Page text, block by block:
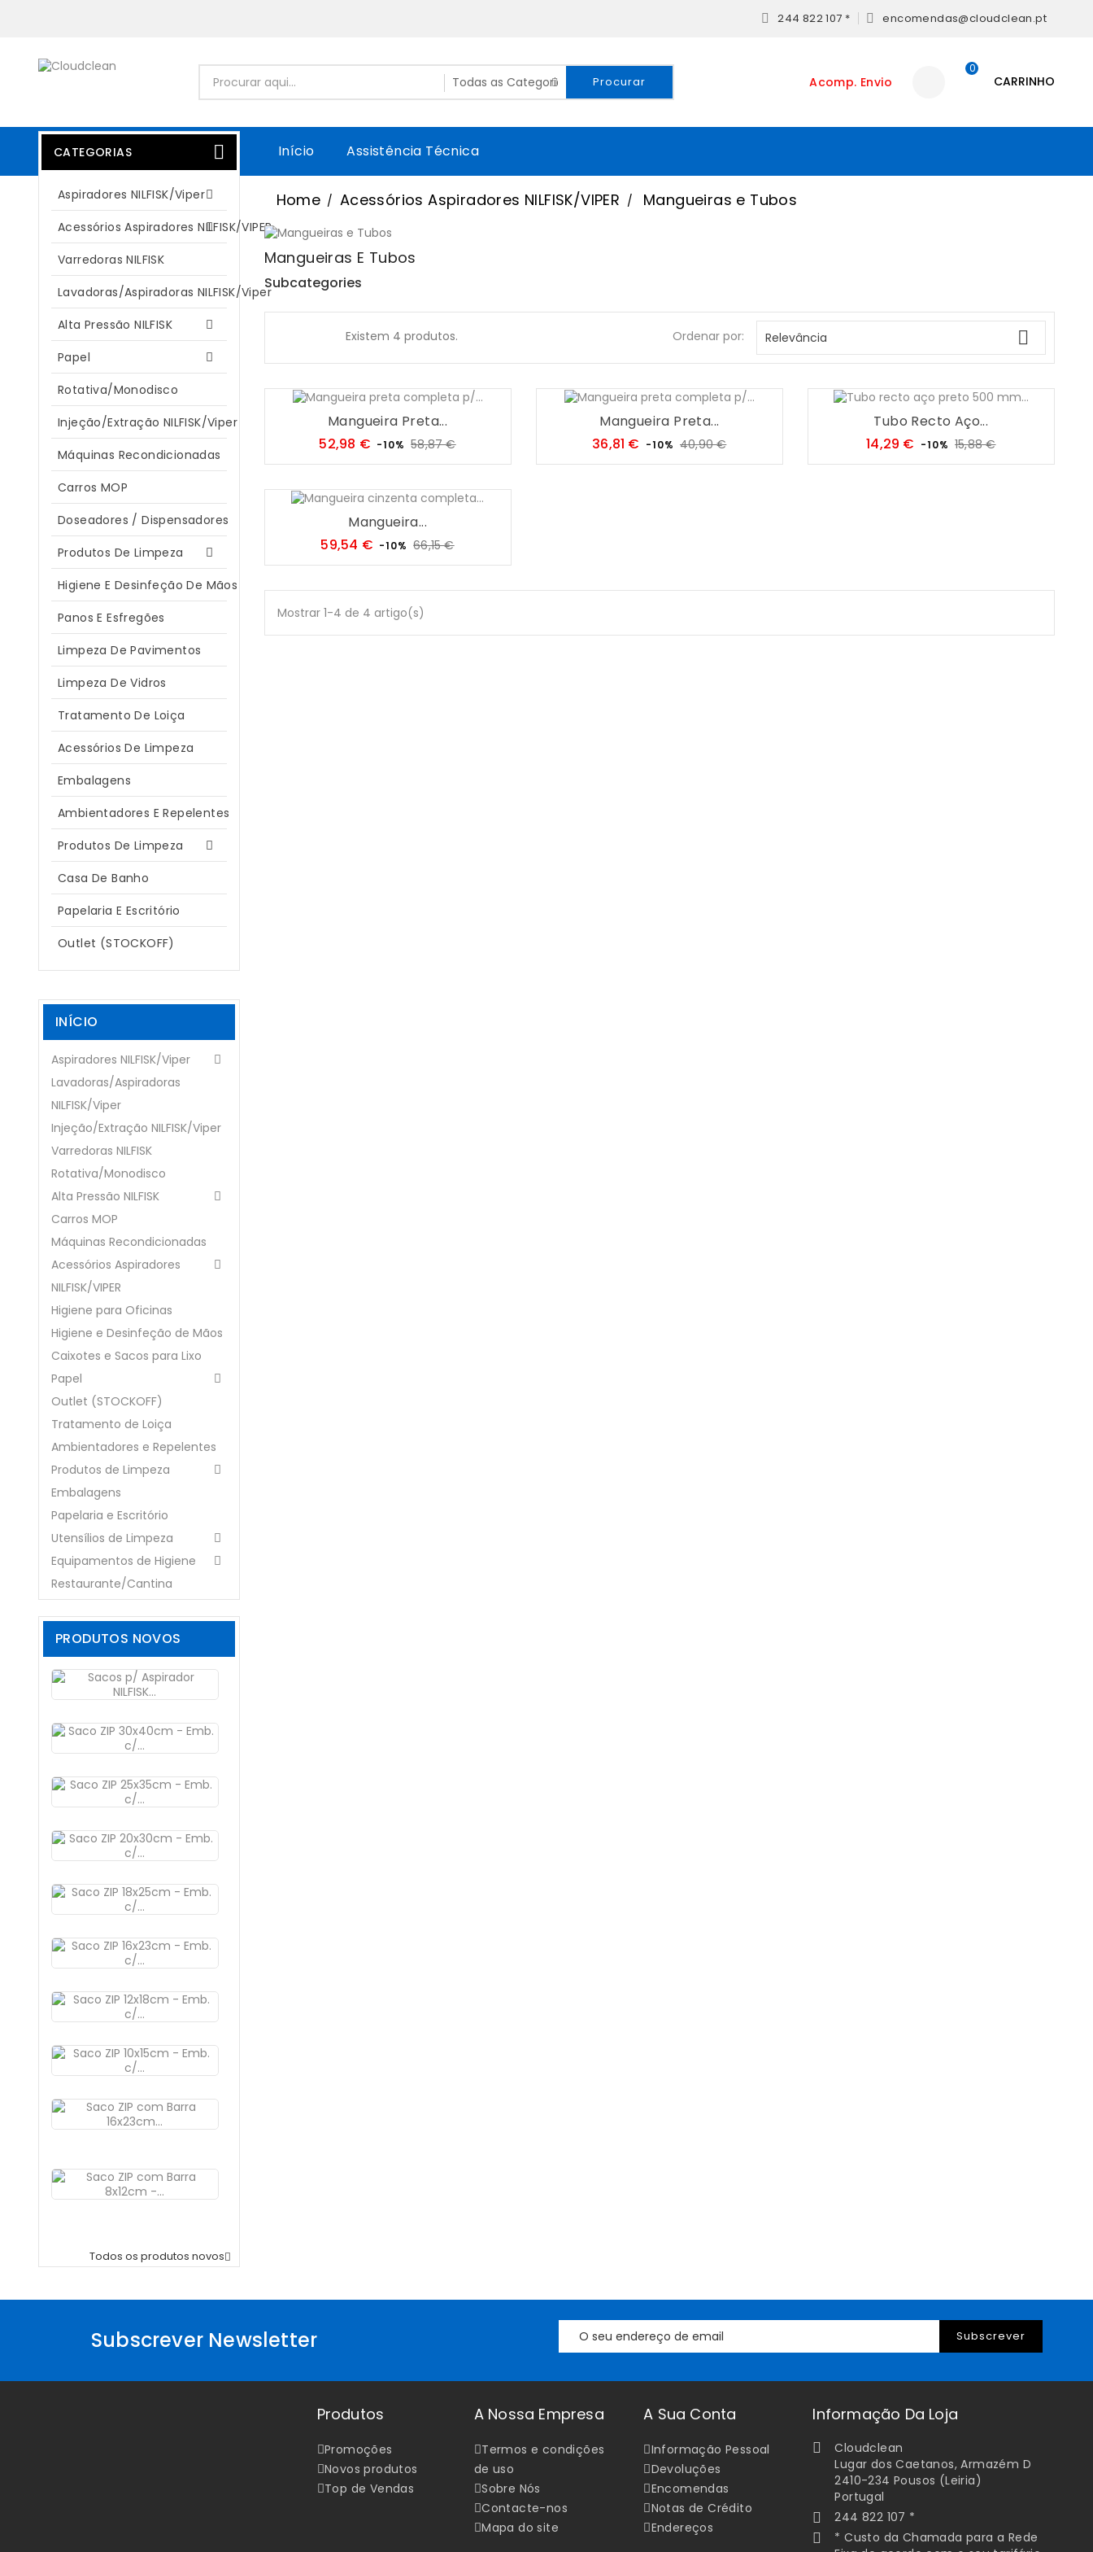
 244 822 107 *  encomendas@cloudclean.pt
CARRINHO
0
Acomp. Envio
Procurar
Início Assistência Técnica
CATEGORIAS 

Aspiradores NILFISK/Viper

Acessórios Aspiradores NILFISK/VIPER
Varredoras NILFISK
Lavadoras/Aspiradoras NILFISK/Viper

Alta Pressão NILFISK

Papel
Rotativa/Monodisco
Injeção/Extração NILFISK/Viper
Máquinas Recondicionadas
Carros MOP
Doseadores / Dispensadores

Produtos De Limpeza
Higiene E Desinfeção De Mãos
Panos E Esfregões
Limpeza De Pavimentos
Limpeza De Vidros
Tratamento De Loiça
Acessórios De Limpeza
Embalagens
Ambientadores E Repelentes

Produtos De Limpeza
Casa De Banho
Papelaria E Escritório
Outlet (STOCKOFF)
INÍCIO
Aspiradores NILFISK/Viper 
Lavadoras/Aspiradoras
NILFISK/Viper
Injeção/Extração NILFISK/Viper
Varredoras NILFISK
Rotativa/Monodisco
Alta Pressão NILFISK

Carros MOP
Máquinas Recondicionadas
Acessórios Aspiradores
NILFISK/VIPER

Higiene para Oficinas
Higiene e Desinfeção de Mãos
Caixotes e Sacos para Lixo
Papel

Outlet (STOCKOFF)
Tratamento de Loiça
Ambientadores e Repelentes
Produtos de Limpeza

Embalagens
Papelaria e Escritório
Utensílios de Limpeza

Equipamentos de Higiene 
Restaurante/Cantina
PRODUTOS NOVOS
Todos os produtos novos 
Home Acessórios Aspiradores NILFISK/VIPER Mangueiras e Tubos
Mangueiras E Tubos
Subcategories
Existem 4 produtos. Ordenar por: Relevância 
Mangueira Preta...
52,98 € Preço
-10% 58,87 €Preço
Mangueira Preta...
36,81 € Preço
-10% 40,90 €Preço
Tubo Recto Aço...
14,29 € Preço
-10% 15,88 €Preço
Mangueira...
59,54 € Preço
-10% 66,15 €Preço
Mostrar 1-4 de 4 artigo(s)
Subscrever Newsletter
Produtos
Promoções
Novos produtos
Top de Vendas
A Nossa Empresa
Termos e condições
de uso
Sobre Nós
Contacte-nos
Mapa do site
A Sua Conta
Informação Pessoal
Devoluções
Encomendas
Notas de Crédito
Endereços
Informação Da Loja

Cloudclean
Lugar dos Caetanos, Armazém D
2410-234 Pousos (Leiria)
Portugal

244 822 107 *

* Custo da Chamada para a Rede